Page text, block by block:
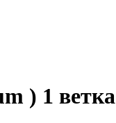
) 1 ветка